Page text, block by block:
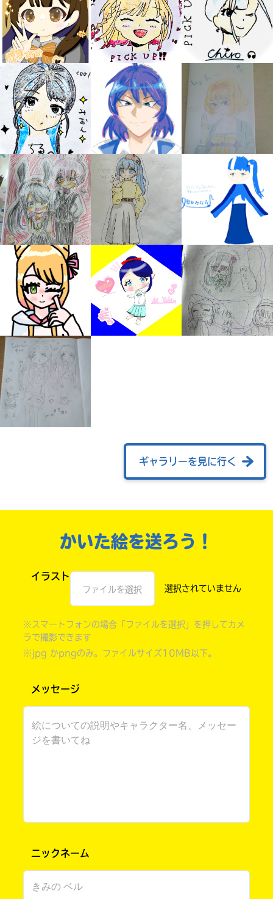
いろんな動画が
見られる
ギャラリーを見に行く
かいた絵を送ろう！
イラスト
ファイルを選択
※スマートフォンの場合「ファイルを選択」を押してカメ
ラで撮影できます
※jpg かpngのみ。ファイルサイズ10MB以下。
メッセージ
ニックネーム